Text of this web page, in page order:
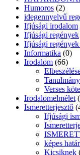
Humoros (2)
idegennyelvű
Ifjúsági irodalom
Ifjúsági regények
Ifjúsági
Informatika (0)
Irodalom (66)
Verses
Irodalomelmélet
Ismeretterjesztő
Ifjúsági
képes
Kicsiknek